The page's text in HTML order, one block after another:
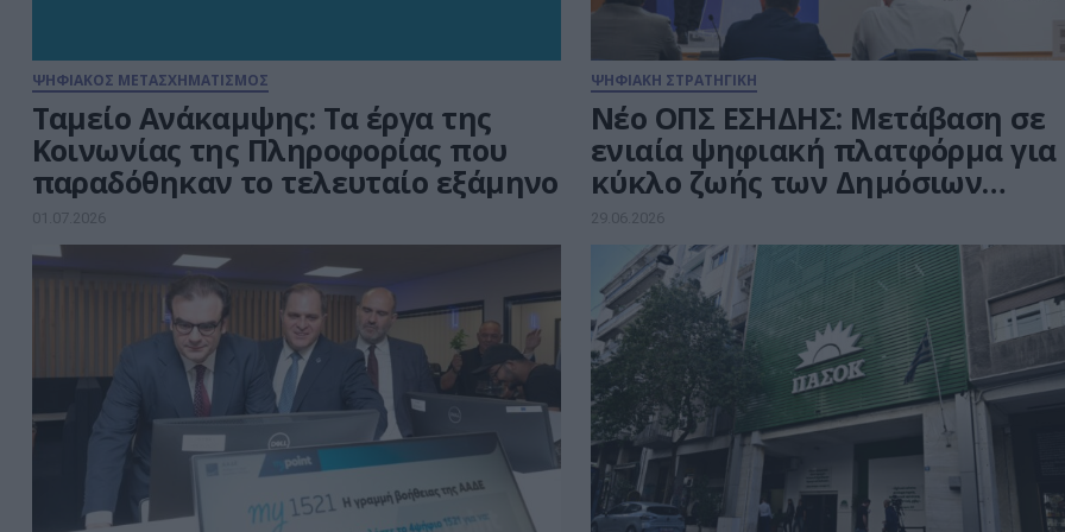
ΨΗΦΙΑΚΟΣ ΜΕΤΑΣΧΗΜΑΤΙΣΜΟΣ
Ταμείο Ανάκαμψης: Τα έργα της
Κοινωνίας της Πληροφορίας που
παραδόθηκαν το τελευταίο εξάμηνο
01.07.2026
ΨΗΦΙΑΚΗ ΣΤΡΑΤΗΓΙΚΗ
Νέο ΟΠΣ ΕΣΗΔΗΣ: Μετάβαση σε
ενιαία ψηφιακή πλατφόρμα για
κύκλο ζωής των Δημόσιων
Συμβάσεων
29.06.2026